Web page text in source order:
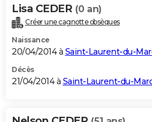
Lisa CEDER (0 an)
Créer une cagnotte obsèques
Naissance
20/04/2014 à Saint-Laurent-du-
Décès
21/04/2014 à Saint-Laurent-du-